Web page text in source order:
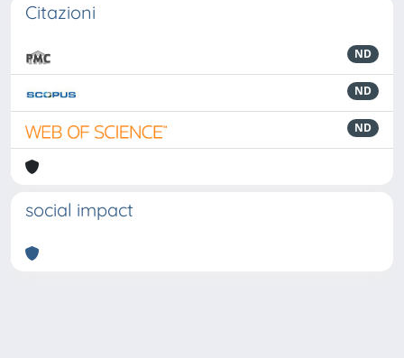
Citazioni
ND
ND
ND
social impact